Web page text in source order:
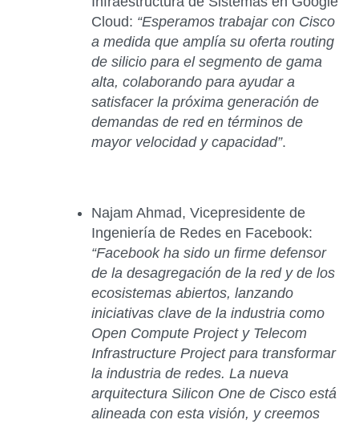
Cloud: “Esperamos trabajar con Cisco
a medida que amplía su oferta routing
de silicio para el segmento de gama
alta, colaborando para ayudar a
satisfacer la próxima generación de
demandas de red en términos de
mayor velocidad y capacidad”.
Najam Ahmad, Vicepresidente de
Ingeniería de Redes en Facebook:
“Facebook ha sido un firme defensor
de la desagregación de la red y de los
ecosistemas abiertos, lanzando
iniciativas clave de la industria como
Open Compute Project y Telecom
Infrastructure Project para transformar
la industria de redes. La nueva
arquitectura Silicon One de Cisco está
alineada con esta visión, y creemos